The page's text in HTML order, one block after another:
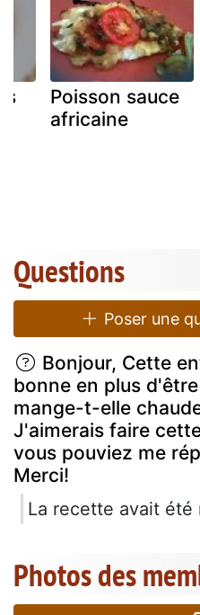
Poisson sauce
africaine
Questions
Poser une
Bonjour, Cette
bonne en plus
mange-t-elle
J'aimerais faire
vous pouviez me
Merci!
La recette avait été
Photos des